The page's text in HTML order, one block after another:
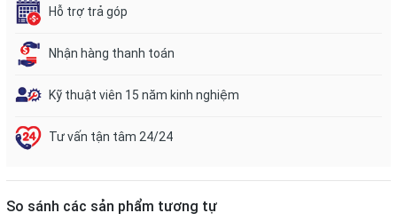
Hỗ trợ trả góp
Nhận hàng thanh toán
Kỹ thuật viên 15 năm kinh nghiệm
Tư vấn tận tâm 24/24
So sánh các sản phẩm tương tự